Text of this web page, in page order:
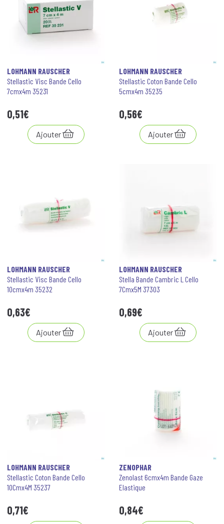
LOHMANN RAUSCHER
Stellastic Visc Bande Cello
7cmx4m 35231
0,51€
Ajouter
LOHMANN RAUSCHER
Stellastic Coton Bande Cello
5cmx4m 35235
0,56€
Ajouter
LOHMANN RAUSCHER
Stellastic Visc Bande Cello
10cmx4m 35232
0,63€
Ajouter
LOHMANN RAUSCHER
Stella Bande Cambric L Cello
7Cmx5M 37303
0,69€
Ajouter
LOHMANN RAUSCHER
Stellastic Coton Bande Cello
10Cmx4M 35237
0,71€
ZENOPHAR
Zenolast 6cmx4m Bande Gaze
Elastique
0,84€